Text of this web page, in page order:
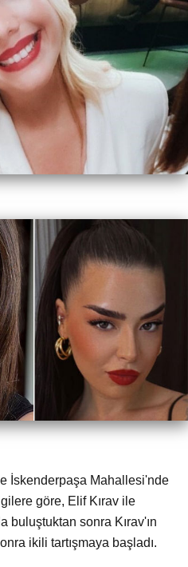
İskenderpaşa Mahallesi'nde
göre, Elif Kırav ile
buluştuktan sonra Kırav'ın
ikili tartışmaya başladı.